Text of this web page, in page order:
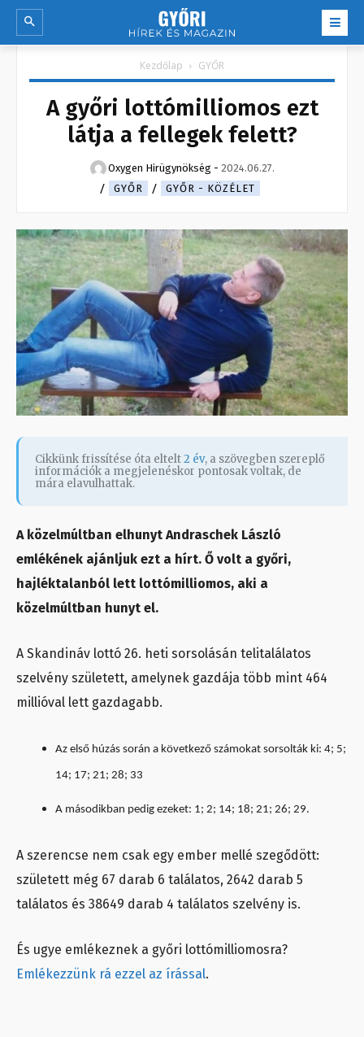
Kezdőlap GYŐR
A győri lottómilliomos ezt
látja a fellegek felett?
Oxygen Hirügynökség - 2024.06.27.
GYŐR
GYŐR - KÖZÉLET
Cikkünk frissítése óta eltelt2 év, a szövegben szereplő
információk a megjelenéskor pontosak voltak, de
mára elavulhattak.
A közelmúltban elhunyt Andraschek László
emlékének ajánljuk ezt a hírt. Ő volt a győri,
hajléktalanból lett lottómilliomos, aki a
közelmúltban hunyt el.
A Skandináv lottó 26. heti sorsolásán telitalálatos
szelvény született, amelynek gazdája több mint 464
millióval lett gazdagabb.
Az első húzás során a következő számokat sorsolták ki: 4; 5;
14; 17; 21; 28; 33
A másodikban pedig ezeket: 1; 2; 14; 18; 21; 26; 29.
A szerencse nem csak egy ember mellé szegődött:
született még 67 darab 6 találatos, 2642 darab 5
találatos és 38649 darab 4 találatos szelvény is.
És ugye emlékeznek a győri lottómilliomosra?
Emlékezzünk rá ezzel az írással.